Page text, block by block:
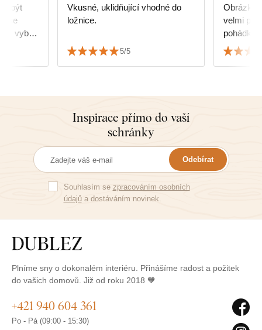
být
se
si vybrat
Vkusné, uklidňující vhodné do
ložnice.
5/5
Obrázky
velmi
pohádka.
Inspirace přímo do vaší
schránky
Odebírat
Souhlasím se zpracováním osobních
údajůa dostáváním novinek.
Plníme sny o dokonalém interiéru. Přinášíme radost a požitek
do vašich domovů. Již od roku 2018 🧡
+421 940 604 361
Po - Pá (09:00 - 15:30)